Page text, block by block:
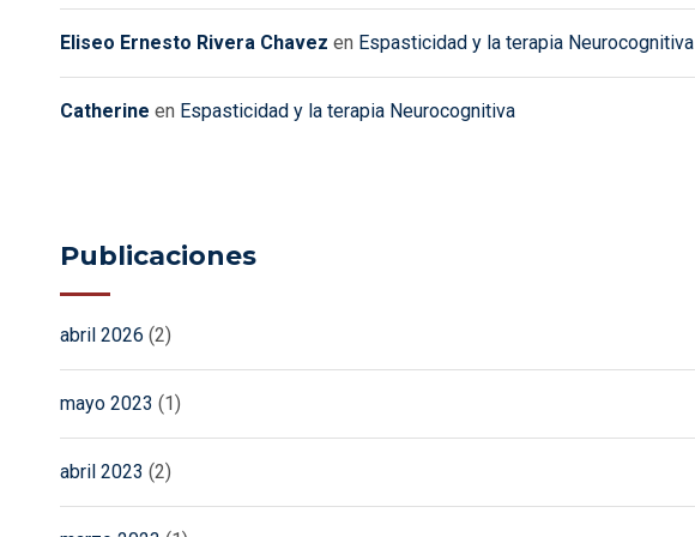
Eliseo Ernesto Rivera Chavez en Espasticidad y la terapia Neurocognitiva
Catherine en Espasticidad y la terapia Neurocognitiva
Publicaciones
abril 2026 (2)
mayo 2023 (1)
abril 2023 (2)